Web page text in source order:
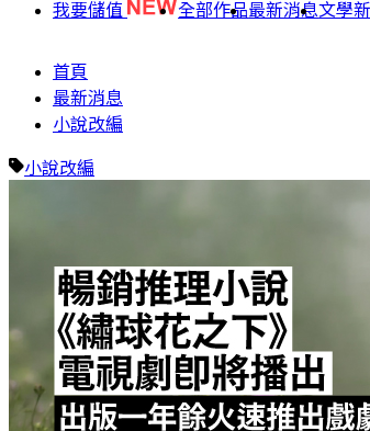
我要儲值 全部作品最新消息文學
首頁
最新消息
小說改編
小說改編